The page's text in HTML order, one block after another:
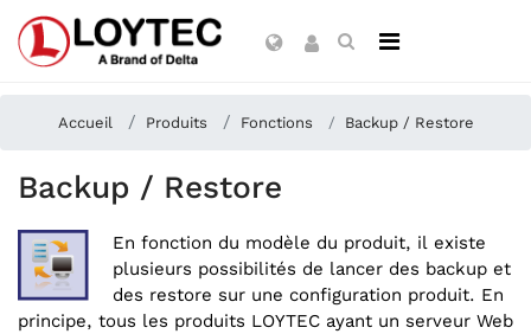
Accueil Produits Fonctions Backup / Restore
Backup / Restore
En fonction du modèle du produit, il existe
plusieurs possibilités de lancer des backup et
des restore sur une configuration produit. En
principe, tous les produits LOYTEC ayant un serveur Web